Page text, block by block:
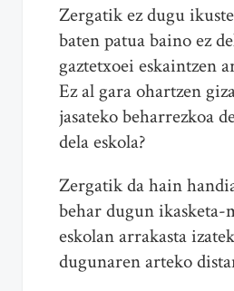
Zergatik ez dugu
baten patua baino ez
gaztetxoei eskaintzen
Ez al gara ohartzen
jasateko beharrezkoa
dela eskola?
Zergatik da hain
behar dugun ikasketa-
eskolan arrakasta
dugunaren arteko